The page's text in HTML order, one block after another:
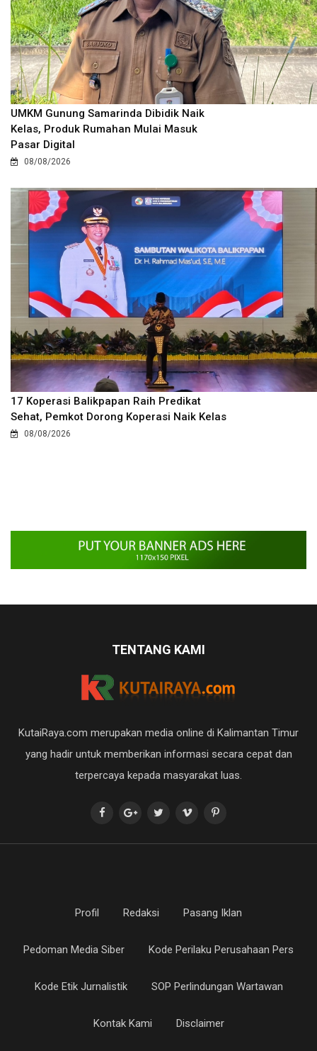
UMKM Gunung Samarinda Dibidik Naik
Kelas, Produk Rumahan Mulai Masuk
Pasar Digital
08/08/2026
17 Koperasi Balikpapan Raih Predikat
Sehat, Pemkot Dorong Koperasi Naik Kelas
08/08/2026
TENTANG KAMI
KutaiRaya.com merupakan media online di Kalimantan Timur
yang hadir untuk memberikan informasi secara cepat dan
terpercaya kepada masyarakat luas.
Profil Redaksi Pasang Iklan
Pedoman Media Siber Kode Perilaku Perusahaan Pers
Kode Etik Jurnalistik SOP Perlindungan Wartawan
Kontak Kami Disclaimer